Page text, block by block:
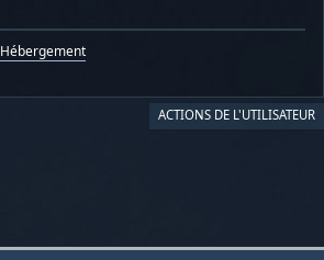
Hébergement
ACTIONS DE L'UTILISATEUR